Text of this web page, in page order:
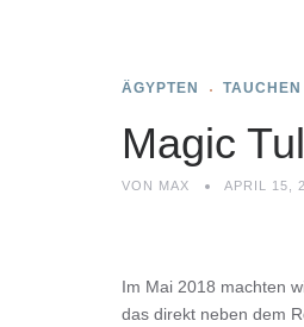
ÄGYPTEN TAUCHEN
Magic
VON MAX APRIL 15,
Im Mai 2018 machten
das direkt neben dem